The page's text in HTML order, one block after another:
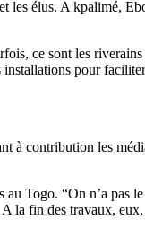
les élus. A kpalimé,
ce sont les
pour
à contribution les
Togo. “On n’a
la fin des travaux,